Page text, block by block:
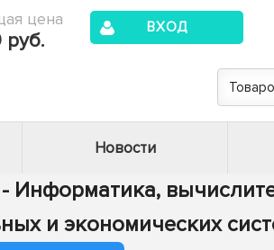
цена
руб.
ВХОД
Новости
- Информатика,
и экономических